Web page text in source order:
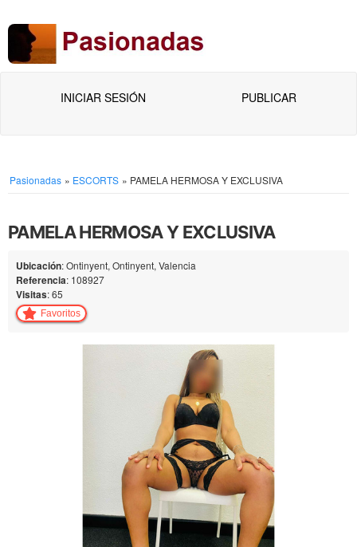
INICIAR SESIÓN PUBLICAR
Pasionadas » ESCORTS » PAMELA HERMOSA Y EXCLUSIVA
PAMELA HERMOSA Y EXCLUSIVA
Ubicación: Ontinyent, Ontinyent, Valencia
Referencia: 108927
Visitas: 65
Favoritos